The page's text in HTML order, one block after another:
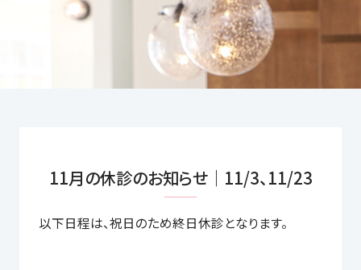
11月の休診のお知らせ｜11/3、11/23
以下日程は、祝日のため終日休診となります。